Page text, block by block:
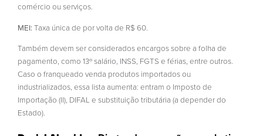
comércio ou serviços.
MEI:Taxa única de por volta de R$ 60.
Também devem ser considerados encargos sobre a folha de
pagamento, como 13º salário, INSS, FGTS e férias, entre outros.
Caso o franqueado venda produtos importados ou
industrializados, essa lista aumenta: entram o Imposto de
Importação (II), DIFAL e substituição tributária (a depender do
Estado).